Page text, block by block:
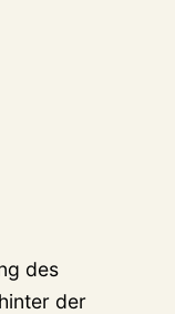
des
der